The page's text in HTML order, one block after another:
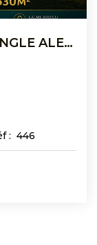
MAISON D'ARCHITECTE TRIANGLE ALENCON ARGENTAN ET SEES
: 446